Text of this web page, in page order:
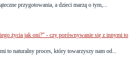
przygotowania, a dzieci marzą o tym,...
życia jak oni?" - czy porównywanie się z innymi to
to naturalny proces, który towarzyszy nam od...